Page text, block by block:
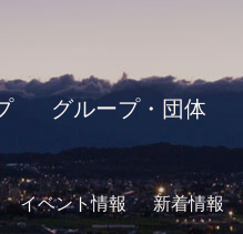
グループ・団体
イベント情報 新着情報